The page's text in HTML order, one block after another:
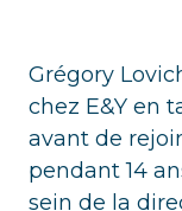
Grégory
chez E&Y en
avant de
pendant 14
sein de la